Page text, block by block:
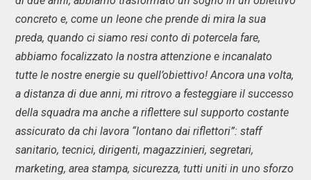
concreto e, come un leone che prende di mira la sua
preda, quando ci siamo resi conto di potercela fare,
abbiamo focalizzato la nostra attenzione e incanalato
tutte le nostre energie su quell’obiettivo! Ancora una volta,
a distanza di due anni, mi ritrovo a festeggiare il successo
della squadra ma anche a riflettere sul supporto costante
assicurato da chi lavora “lontano dai riflettori”: staff
sanitario, tecnici, dirigenti, magazzinieri, segretari,
marketing, area stampa, sicurezza, tutti uniti in uno sforzo